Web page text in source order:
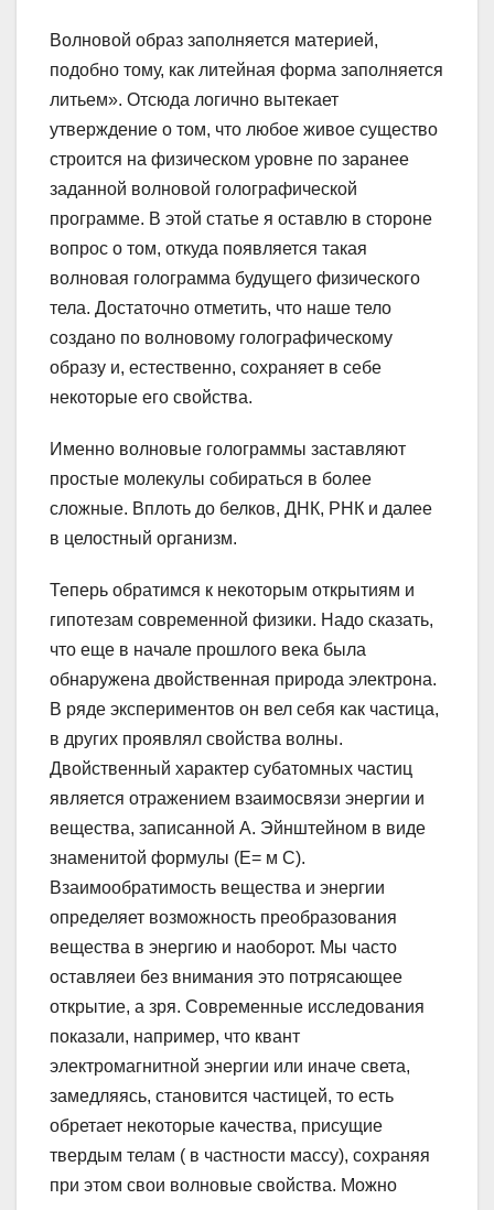
Волновой образ заполняется материей,
подобно тому, как литейная форма заполняется
литьем». Отсюда логично вытекает
утверждение о том, что любое живое существо
строится на физическом уровне по заранее
заданной волновой голографической
программе. В этой статье я оставлю в стороне
вопрос о том, откуда появляется такая
волновая голограмма будущего физического
тела. Достаточно отметить, что наше тело
создано по волновому голографическому
образу и, естественно, сохраняет в себе
некоторые его свойства.
Именно волновые голограммы заставляют
простые молекулы собираться в более
сложные. Вплоть до белков, ДНК, РНК и далее
в целостный организм.
Теперь обратимся к некоторым открытиям и
гипотезам современной физики. Надо сказать,
что еще в начале прошлого века была
обнаружена двойственная природа электрона.
В ряде экспериментов он вел себя как частица,
в других проявлял свойства волны.
Двойственный характер субатомных частиц
является отражением взаимосвязи энергии и
вещества, записанной А. Эйнштейном в виде
знаменитой формулы (Е= м С).
Взаимообратимость вещества и энергии
определяет возможность преобразования
вещества в энергию и наоборот. Мы часто
оставляеи без внимания это потрясающее
открытие, а зря. Современные исследования
показали, например, что квант
электромагнитной энергии или иначе света,
замедляясь, становится частицей, то есть
обретает некоторые качества, присущие
твердым телам ( в частности массу), сохраняя
при этом свои волновые свойства. Можно